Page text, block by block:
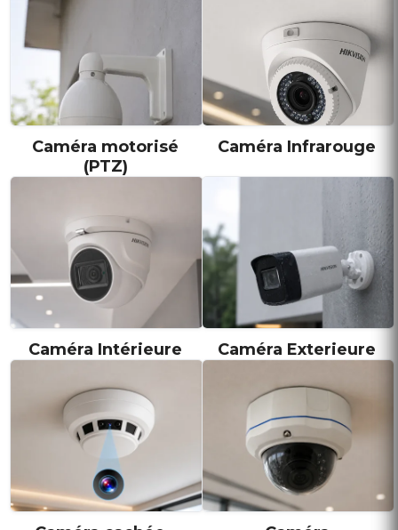
Caméra motorisé
(PTZ)
Caméra Infrarouge
Caméra Intérieure Caméra Exterieure